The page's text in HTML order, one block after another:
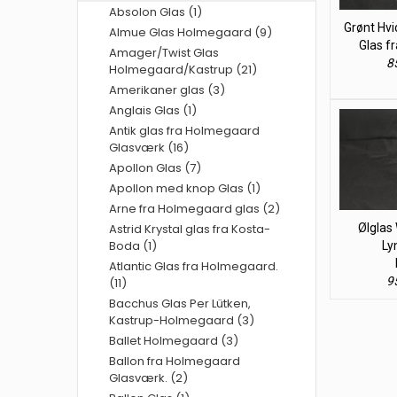
Grønt
Glas
Ølglas
Absolon Glas (1)
Almue Glas Holmegaard (9)
Amager/Twist Glas
Holmegaard/Kastrup (21)
Amerikaner glas (3)
Anglais Glas (1)
Antik glas fra Holmegaard
Glasværk (16)
Apollon Glas (7)
Apollon med knop Glas (1)
Arne fra Holmegaard glas (2)
Astrid Krystal glas fra Kosta-
Boda (1)
Atlantic Glas fra Holmegaard.
(11)
Bacchus Glas Per Lütken,
Kastrup-Holmegaard (3)
Ballet Holmegaard (3)
Ballon fra Holmegaard
Glasværk. (2)